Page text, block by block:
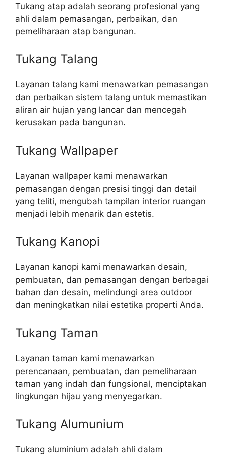
Tukang atap adalah seorang profesional yang
ahli dalam pemasangan, perbaikan, dan
pemeliharaan atap bangunan.
Tukang Talang
Layanan talang kami menawarkan pemasangan
dan perbaikan sistem talang untuk memastikan
aliran air hujan yang lancar dan mencegah
kerusakan pada bangunan.
Tukang Wallpaper
Layanan wallpaper kami menawarkan
pemasangan dengan presisi tinggi dan detail
yang teliti, mengubah tampilan interior ruangan
menjadi lebih menarik dan estetis.
Tukang Kanopi
Layanan kanopi kami menawarkan desain,
pembuatan, dan pemasangan dengan berbagai
bahan dan desain, melindungi area outdoor
dan meningkatkan nilai estetika properti Anda.
Tukang Taman
Layanan taman kami menawarkan
perencanaan, pembuatan, dan pemeliharaan
taman yang indah dan fungsional, menciptakan
lingkungan hijau yang menyegarkan.
Tukang Alumunium
Tukang aluminium adalah ahli dalam